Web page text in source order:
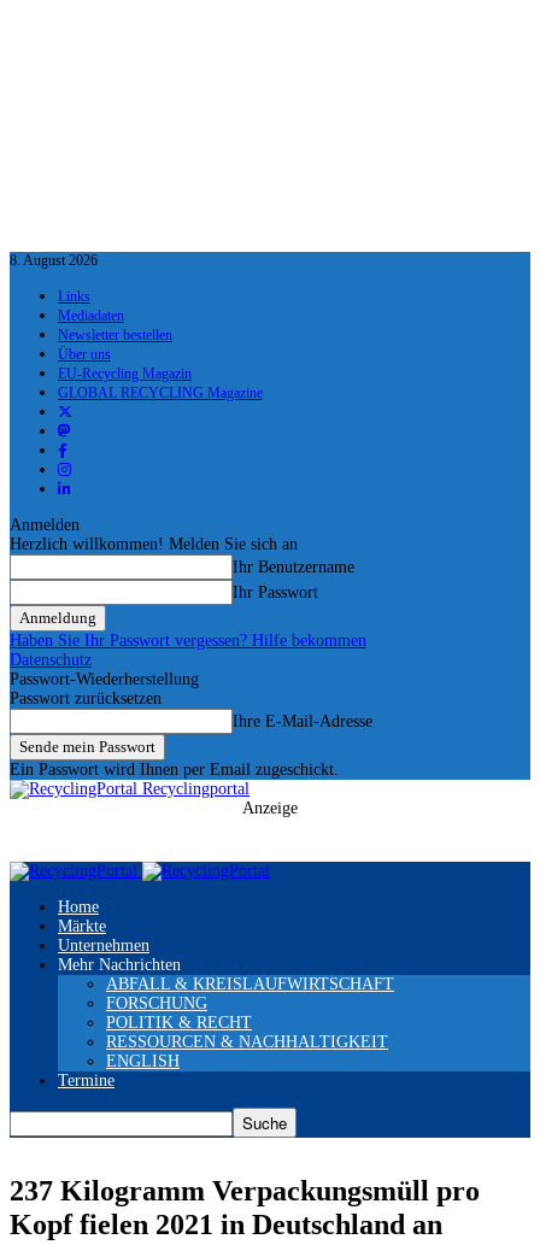
8. August 2026
Links
Mediadaten
Newsletter bestellen
Über uns
EU-Recycling Magazin
GLOBAL RECYCLING Magazine
Anmelden
Herzlich willkommen! Melden Sie sich an
Ihr Benutzername
Ihr Passwort
Haben Sie Ihr Passwort vergessen? Hilfe bekommen
Datenschutz
Passwort-Wiederherstellung
Passwort zurücksetzen
Ihre E-Mail-Adresse
Ein Passwort wird Ihnen per Email zugeschickt.
Recyclingportal
Anzeige
Home
Märkte
Unternehmen
Mehr Nachrichten
ABFALL & KREISLAUFWIRTSCHAFT
FORSCHUNG
POLITIK & RECHT
RESSOURCEN & NACHHALTIGKEIT
ENGLISH
Termine
237 Kilogramm Verpackungsmüll pro
Kopf fielen 2021 in Deutschland an